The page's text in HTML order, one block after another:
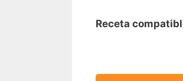
Receta